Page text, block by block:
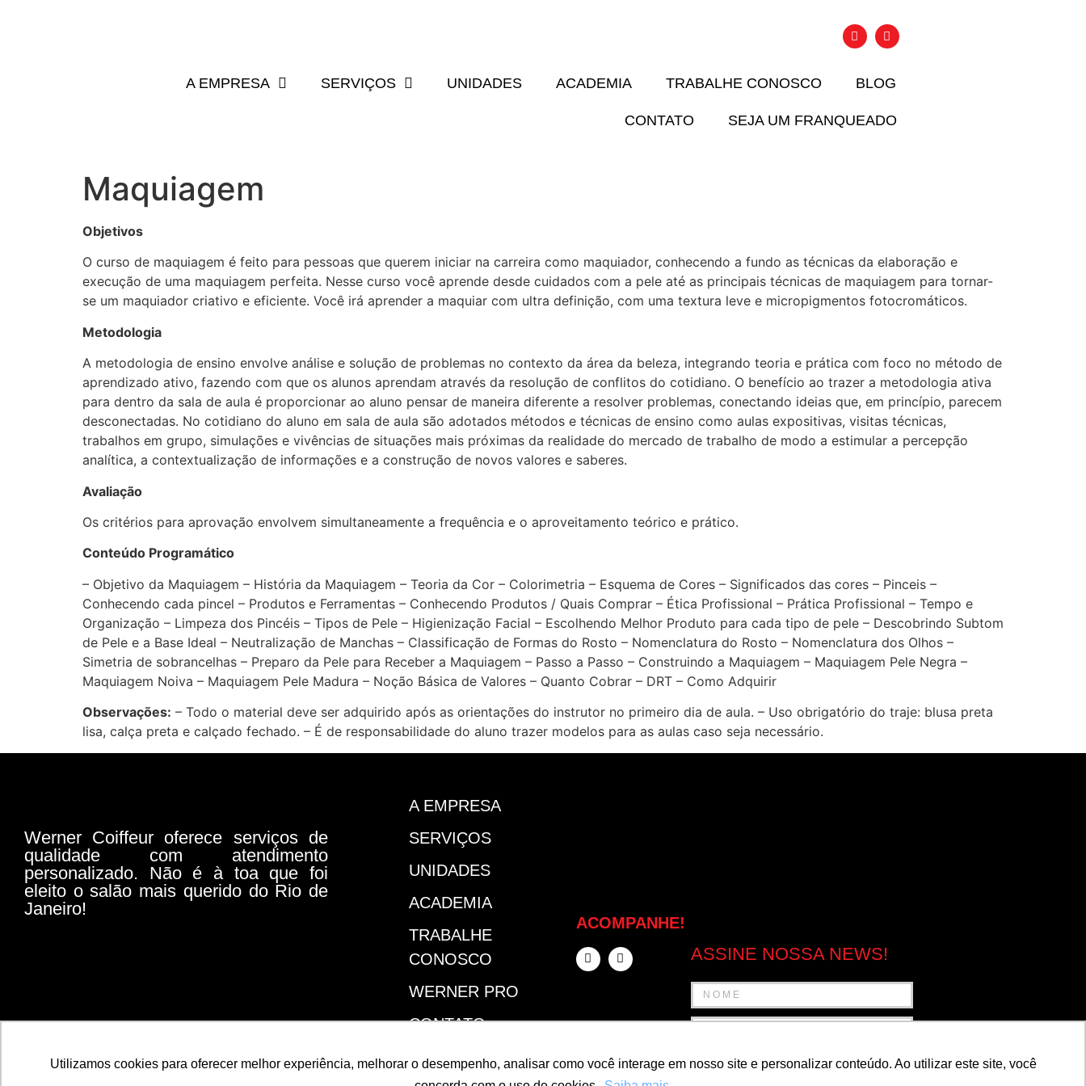
Utilizamos cookies para oferecer melhor experiência, melhorar o desempenho, analisar como você interage em nosso site e personalizar conteúdo. Ao utilizar este site, você
A EMPRESA SERVIÇOS UNIDADES ACADEMIA TRABALHE CONOSCO BLOG
CONTATO SEJA UM FRANQUEADO
Maquiagem
Objetivos
O curso de maquiagem é feito para pessoas que querem iniciar na carreira como maquiador, conhecendo a fundo as técnicas da elaboração e
execução de uma maquiagem perfeita. Nesse curso você aprende desde cuidados com a pele até as principais técnicas de maquiagem para tornar-
se um maquiador criativo e eficiente. Você irá aprender a maquiar com ultra definição, com uma textura leve e micropigmentos fotocromáticos.
Metodologia
A metodologia de ensino envolve análise e solução de problemas no contexto da área da beleza, integrando teoria e prática com foco no método de
aprendizado ativo, fazendo com que os alunos aprendam através da resolução de conflitos do cotidiano. O benefício ao trazer a metodologia ativa
para dentro da sala de aula é proporcionar ao aluno pensar de maneira diferente a resolver problemas, conectando ideias que, em princípio, parecem
desconectadas. No cotidiano do aluno em sala de aula são adotados métodos e técnicas de ensino como aulas expositivas, visitas técnicas,
trabalhos em grupo, simulações e vivências de situações mais próximas da realidade do mercado de trabalho de modo a estimular a percepção
analítica, a contextualização de informações e a construção de novos valores e saberes.
Avaliação
Os critérios para aprovação envolvem simultaneamente a frequência e o aproveitamento teórico e prático.
Conteúdo Programático
– Objetivo da Maquiagem – História da Maquiagem – Teoria da Cor – Colorimetria – Esquema de Cores – Significados das cores – Pinceis –
Conhecendo cada pincel – Produtos e Ferramentas – Conhecendo Produtos / Quais Comprar – Ética Profissional – Prática Profissional – Tempo e
Organização – Limpeza dos Pincéis – Tipos de Pele – Higienização Facial – Escolhendo Melhor Produto para cada tipo de pele – Descobrindo Subtom
de Pele e a Base Ideal – Neutralização de Manchas – Classificação de Formas do Rosto – Nomenclatura do Rosto – Nomenclatura dos Olhos –
Simetria de sobrancelhas – Preparo da Pele para Receber a Maquiagem – Passo a Passo – Construindo a Maquiagem – Maquiagem Pele Negra –
Maquiagem Noiva – Maquiagem Pele Madura – Noção Básica de Valores – Quanto Cobrar – DRT – Como Adquirir
Observações: – Todo o material deve ser adquirido após as orientações do instrutor no primeiro dia de aula. – Uso obrigatório do traje: blusa preta
lisa, calça preta e calçado fechado. – É de responsabilidade do aluno trazer modelos para as aulas caso seja necessário.
Werner Coiffeur oferece serviços de
qualidade com atendimento
personalizado. Não é à toa que foi
eleito o salão mais querido do Rio de
Janeiro!
A EMPRESA
SERVIÇOS
UNIDADES
ACADEMIA
TRABALHE
CONOSCO
WERNER PRO
CONTATO
SEJA UM
FRANQUEADO
ACOMPANHE!
ASSINE NOSSA NEWS!